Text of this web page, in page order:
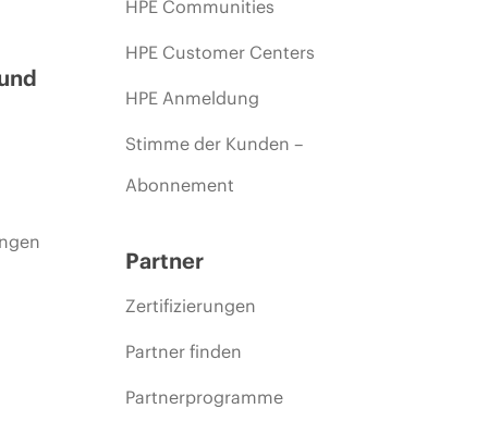
HPE Communities
HPE Customer Centers
HPE Anmeldung
Stimme der Kunden –
Abonnement
Partner
Zertifizierungen
Partner finden
Partnerprogramme